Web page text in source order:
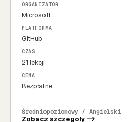
ORGANIZATOR
Microsoft
PLATFORMA
GitHub
CZAS
21 lekcji
CENA
Bezpłatne
Średniopoziomowy / Angielski
Zobacz szczegoly ->